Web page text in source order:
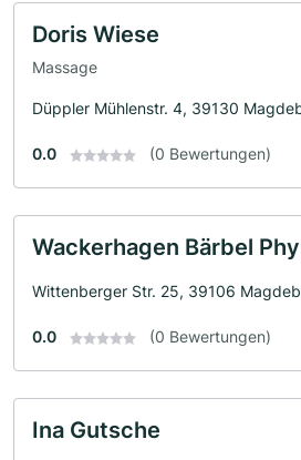
Doris Wiese
Massage
Düppler Mühlenstr. 4, 39130
0.0 (0 Bewertungen)
Wackerhagen Bärbel
Wittenberger Str. 25, 39106
0.0 (0 Bewertungen)
Ina Gutsche